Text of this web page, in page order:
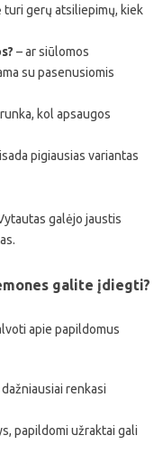
turi gerų atsiliepimų, kiek
– ar siūlomos
su pasenusiomis
kol apsaugos
pigiausias variantas
galėjo jaustis
galite įdiegti?
apie papildomus
renkasi
papildomi užraktai gali